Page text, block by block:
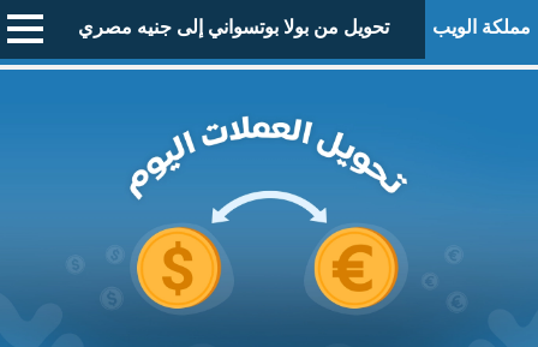
مملكة الويب تحويل من بولا بوتسواني إلى جنيه مصري